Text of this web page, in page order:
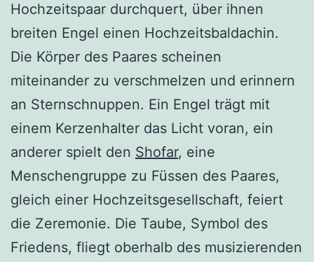
Hochzeitspaar durchquert, über ihnen
breiten Engel einen Hochzeitsbaldachin.
Die Körper des Paares scheinen
miteinander zu verschmelzen und erinnern
an Sternschnuppen. Ein Engel trägt mit
einem Kerzenhalter das Licht voran, ein
anderer spielt den Shofar, eine
Menschengruppe zu Füssen des Paares,
gleich einer Hochzeitsgesellschaft, feiert
die Zeremonie. Die Taube, Symbol des
Friedens, fliegt oberhalb des musizierenden